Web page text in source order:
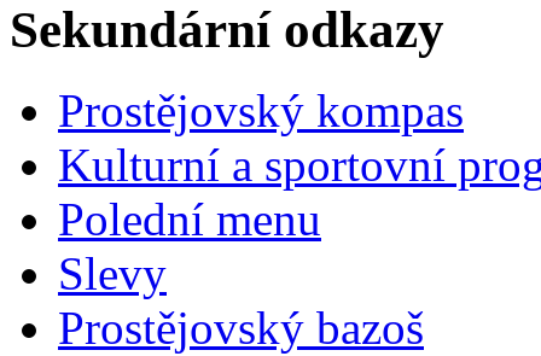
Sekundární odkazy
Prostějovský kompas
Kulturní a sportovní
Polední menu
Slevy
Prostějovský bazoš